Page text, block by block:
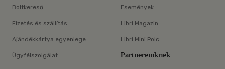
Boltkereső
Fizetés és szállítás
Ajándékkártya egyenlege
Ügyfélszolgálat
Események
Libri Magazin
Libri Mini Polc
Partnereinknek